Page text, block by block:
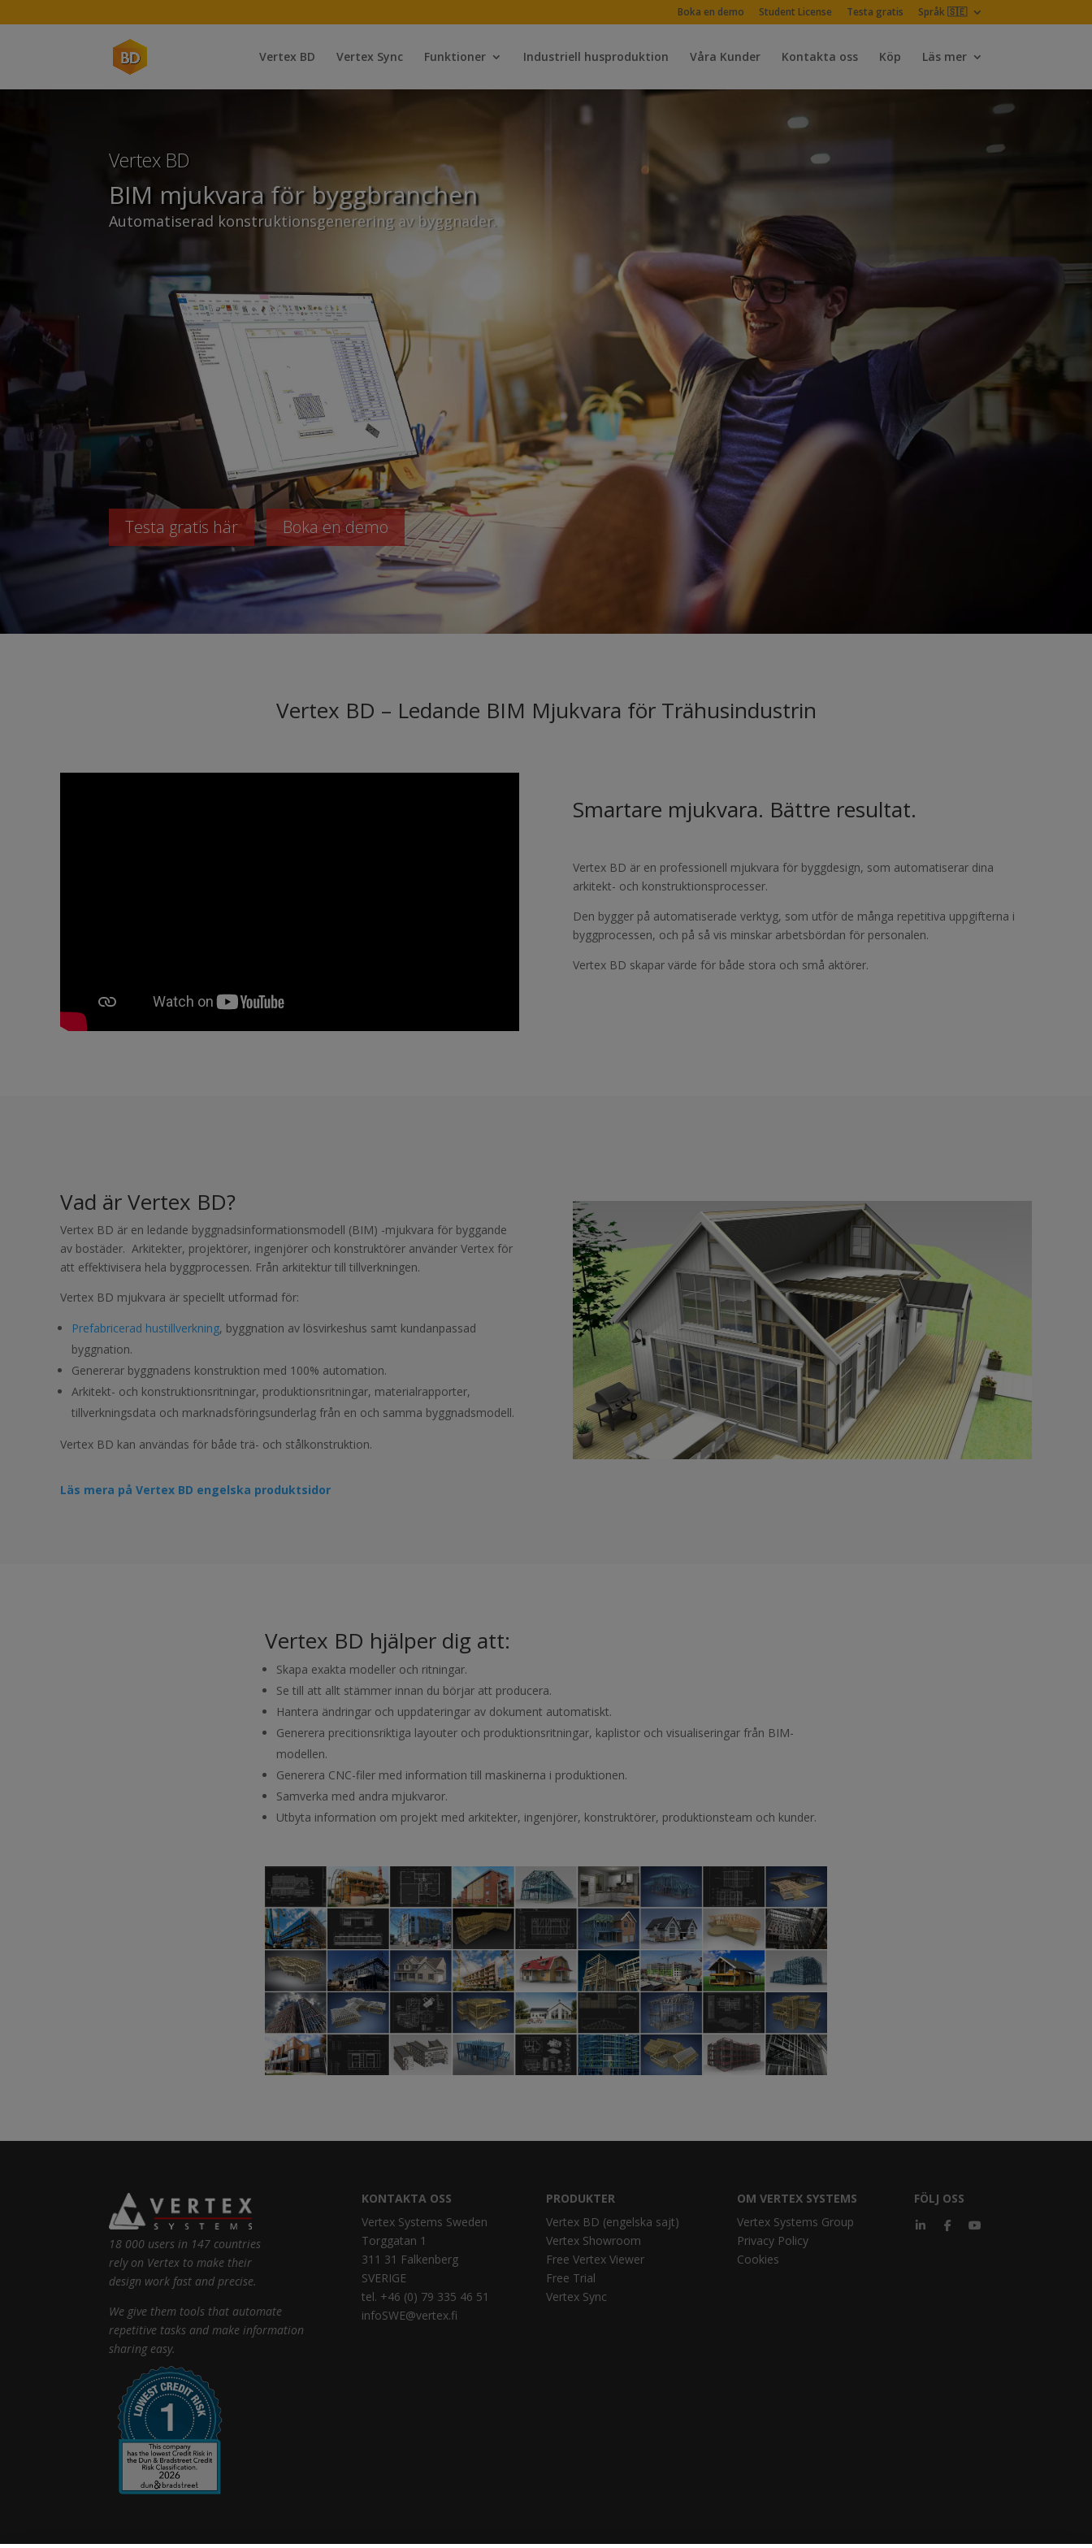
Boka en demo Student License Testa gratis Språk 🇸🇪
Vertex BD Vertex Sync Funktioner Industriell husproduktion Våra Kunder Kontakta oss Köp Läs mer
Vertex BD
BIM mjukvara för byggbranchen
Automatiserad konstruktionsgenerering av byggnader.
Testa gratis här Boka en demo
Vertex BD – Ledande BIM Mjukvara för Trähusindustrin
Smartare mjukvara. Bättre resultat.
Vertex BD är en professionell mjukvara för byggdesign, som automatiserar dina
arkitekt- och konstruktionsprocesser.
Den bygger på automatiserade verktyg, som utför de många repetitiva uppgifterna i
byggprocessen, och på så vis minskar arbetsbördan för personalen.
Vertex BD skapar värde för både stora och små aktörer.
Vad är Vertex BD?
Vertex BD är en ledande byggnadsinformationsmodell (BIM) -mjukvara för byggande
av bostäder. Arkitekter, projektörer, ingenjörer och konstruktörer använder Vertex för
att effektivisera hela byggprocessen. Från arkitektur till tillverkningen.
Vertex BD mjukvara är speciellt utformad för:
Prefabricerad hustillverkning, byggnation av lösvirkeshus samt kundanpassad
byggnation.
Genererar byggnadens konstruktion med 100% automation.
Arkitekt- och konstruktionsritningar, produktionsritningar, materialrapporter,
tillverkningsdata och marknadsföringsunderlag från en och samma byggnadsmodell.
Vertex BD kan användas för både trä- och stålkonstruktion.
Läs mera på Vertex BD engelska produktsidor
Vertex BD hjälper dig att:
Skapa exakta modeller och ritningar.
Se till att allt stämmer innan du börjar att producera.
Hantera ändringar och uppdateringar av dokument automatiskt.
Generera precitionsriktiga layouter och produktionsritningar, kaplistor och visualiseringar från BIM-
modellen.
Generera CNC-filer med information till maskinerna i produktionen.
Samverka med andra mjukvaror.
Utbyta information om projekt med arkitekter, ingenjörer, konstruktörer, produktionsteam och kunder.
18 000 users in 147 countries
rely on Vertex to make their
design work fast and precise.
We give them tools that automate
repetitive tasks and make information
sharing easy.
KONTAKTA OSS
Vertex Systems Sweden
Torggatan 1
311 31 Falkenberg
SVERIGE
tel. +46 (0) 79 335 46 51
infoSWE@vertex.fi
PRODUKTER
Vertex BD (engelska sajt)
Vertex Showroom
Free Vertex Viewer
Free Trial
Vertex Sync
OM VERTEX SYSTEMS
Vertex Systems Group
Privacy Policy
Cookies
FÖLJ OSS